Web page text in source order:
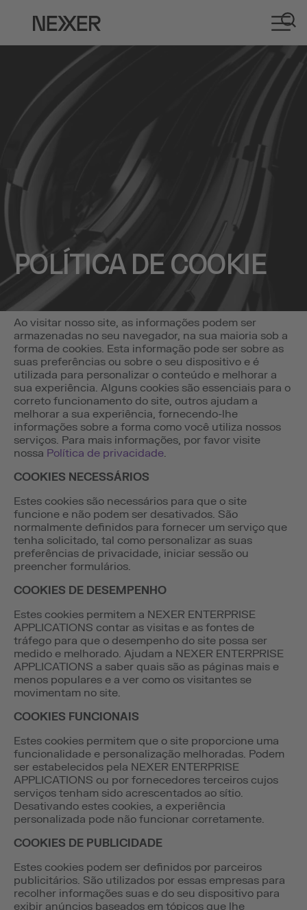
POLÍTICA DE COOKIE
Ao visitar nosso site, as informações podem ser
armazenadas no seu navegador, na sua maioria sob a
forma de cookies. Esta informação pode ser sobre as
suas preferências ou sobre o seu dispositivo e é
utilizada para personalizar o conteúdo e melhorar a
sua experiência. Alguns cookies são essenciais para o
correto funcionamento do site, outros ajudam a
melhorar a sua experiência, fornecendo-lhe
informações sobre a forma como você utiliza nossos
serviços. Para mais informações, por favor visite
nossa Política de privacidade.
COOKIES NECESSÁRIOS
Estes cookies são necessários para que o site
funcione e não podem ser desativados. São
normalmente definidos para fornecer um serviço que
tenha solicitado, tal como personalizar as suas
preferências de privacidade, iniciar sessão ou
preencher formulários.
COOKIES DE DESEMPENHO
Estes cookies permitem a NEXER ENTERPRISE
APPLICATIONS contar as visitas e as fontes de
tráfego para que o desempenho do site possa ser
medido e melhorado. Ajudam a NEXER ENTERPRISE
APPLICATIONS a saber quais são as páginas mais e
menos populares e a ver como os visitantes se
movimentam no site.
COOKIES FUNCIONAIS
Estes cookies permitem que o site proporcione uma
funcionalidade e personalização melhoradas. Podem
ser estabelecidos pela NEXER ENTERPRISE
APPLICATIONS ou por fornecedores terceiros cujos
serviços tenham sido acrescentados ao sítio.
Desativando estes cookies, a experiência
personalizada pode não funcionar corretamente.
COOKIES DE PUBLICIDADE
Estes cookies podem ser definidos por parceiros
publicitários. São utilizados por essas empresas para
recolher informações suas e do seu dispositivo para
exibir anúncios baseados em tópicos que lhe